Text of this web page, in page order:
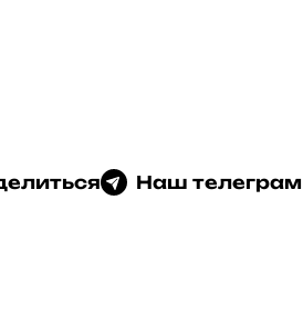
Наш телеграм